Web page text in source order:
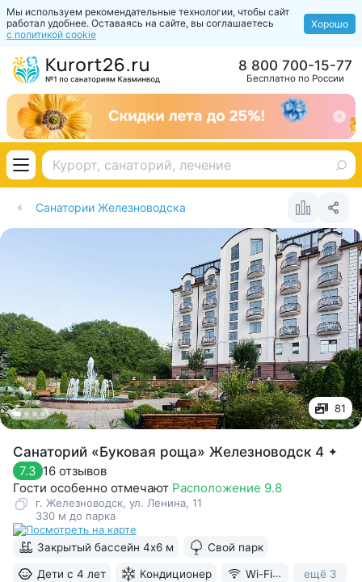
Мы используем рекомендательные технологии, чтобы сайт
работал удобнее. Оставаясь на сайте, вы соглашаетесь
с политикой cookie
Хорошо
Бесплатно по России
8 800 700-15-77
Санатории Железноводска
81
Санаторий «Буковая роща» Железноводск 4 ✦
7.3 16 отзывов
Гости особенно отмечают Расположение 9.8
г. Железноводск, ул. Ленина, 11
330 м до парка
Закрытый бассейн 4х6 м Свой парк
Дети с 4 лет Кондиционер Wi-Fi в номерах ещё 3